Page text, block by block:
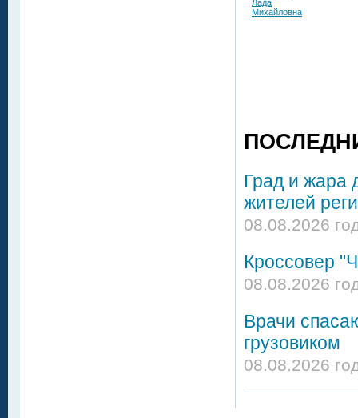
Лада
Михайловна
Град и жара
жителей
08.08.2026
Кроссовер
08.08.2026
Врачи
грузовиком
08.08.2026